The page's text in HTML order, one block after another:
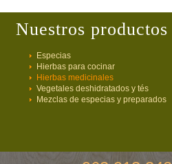
Nuestros productos
Especias
Hierbas para cocinar
Hierbas medicinales
Vegetales deshidratados y tés
Mezclas de especias y preparados